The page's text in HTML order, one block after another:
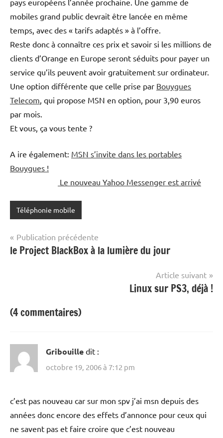
mobiles grand public devrait être lancée en même
temps, avec des « tarifs adaptés » à l’offre.
Reste donc à connaître ces prix et savoir si les millions de
clients d’Orange en Europe seront séduits pour payer un
service qu’ils peuvent avoir gratuitement sur ordinateur.
Une option différente que celle prise par Bouygues
Telecom , qui propose MSN en option, pour 3,90 euros
par mois.
Et vous, ça vous tente ?
A ire également: MSN s’invite dans les portables
Bouygues !
Le nouveau Yahoo Messenger est arrivé
Téléphonie mobile
Navigation
de
Publication précédente
le Project BlackBox à la lumière du jour
Article suivant
Linux sur PS3, déjà !
(4 commentaires)
Gribouille dit :
octobre 19, 2006 à 7:12 pm
c’est pas nouveau car sur mon spv j’ai msn depuis des
années donc encore des effets d’annonce pour ceux qui
ne savent pas et faire croire que c’est nouveau